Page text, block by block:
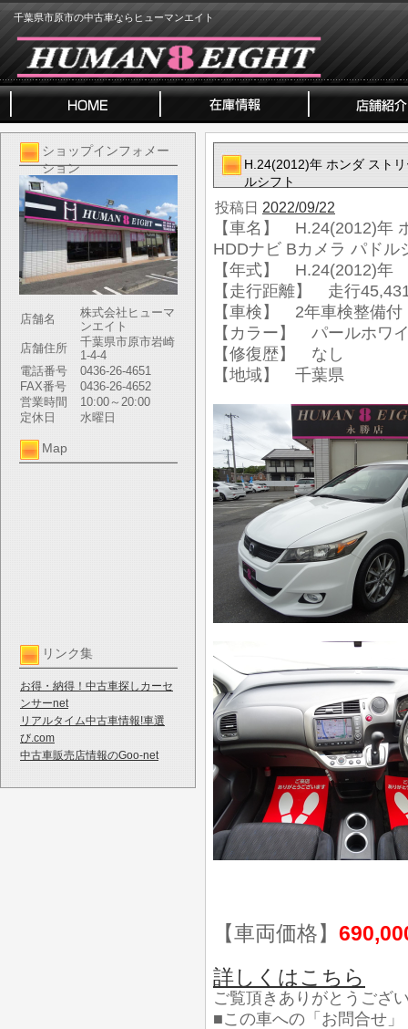
千葉県市原市の中古車ならヒューマンエイト
ショップインフォメー
ション
店舗名
株式会社ヒューマ
ンエイト
店舗住所
千葉県市原市岩崎
1-4-4
電話番号
0436-26-4651
FAX番号
0436-26-4652
営業時間
10:00～20:00
定休日
水曜日
Map
リンク集
お得・納得！中古車探しカーセ
ンサーnet
リアルタイム中古車情報!車選
び.com
中古車販売店情報のGoo-net
H.24(2012)年 ホンダ スト
ルシフト
投稿日 2022/09/22
【車名】 H.24(2012)年
HDDナビ Bカメラ パドル
【年式】 H.24(2012)年
【走行距離】 走行
【車検】 2年車検整備付
【カラー】 パールホワ
【修復歴】 なし
【地域】 千葉県
【車両価格】
詳しくはこちら
ご覧頂きありがとうござ
■この車への「お問合せ